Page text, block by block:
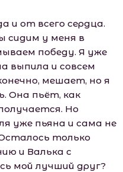
и от всего сердца.
сидим у меня в
победу. Я уже
выпила и совсем
мешает, но я
Она пьёт, как
Но
уже пьяна и сама не
только
и Валька с
мой лучший друг?